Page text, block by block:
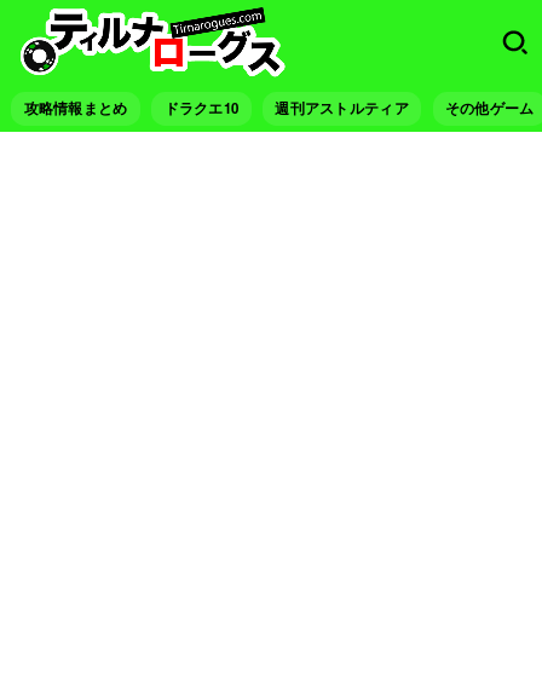
攻略情報まとめ ドラクエ10 週刊アストルティア その他ゲーム